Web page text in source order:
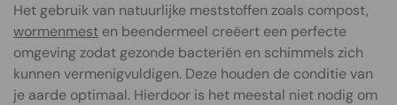
Het gebruik van natuurlijke meststoffen zoals compost,
wormenmest en beendermeel creëert een perfecte
omgeving zodat gezonde bacteriën en schimmels zich
kunnen vermenigvuldigen. Deze houden de conditie van
je aarde optimaal. Hierdoor is het meestal niet nodig om